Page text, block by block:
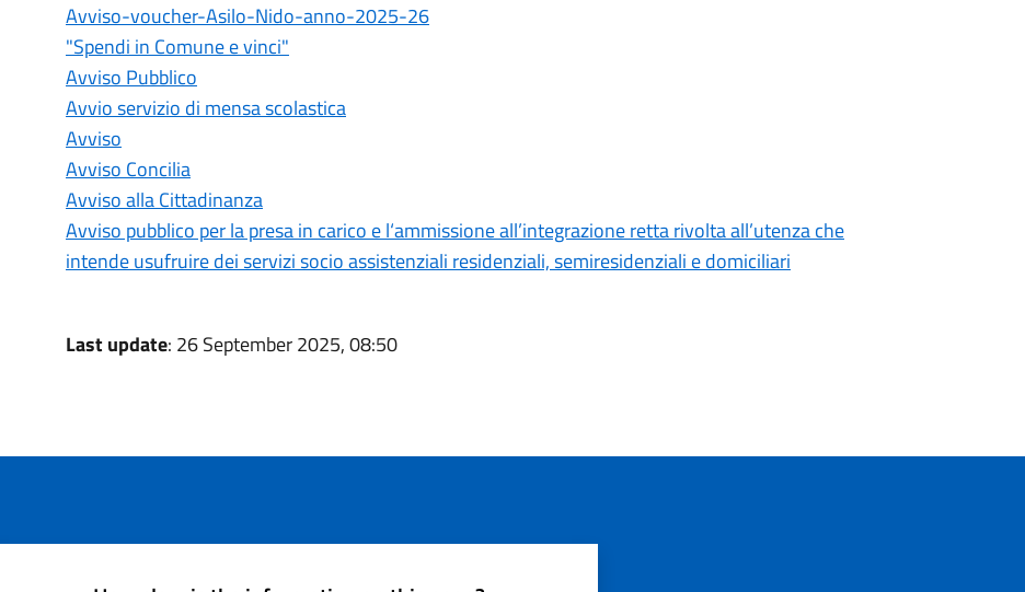
Avviso-voucher-Asilo-Nido-anno-2025-26
"Spendi in Comune e vinci"
Avviso Pubblico
Avvio servizio di mensa scolastica
Avviso
Avviso Concilia
Avviso alla Cittadinanza
Avviso pubblico per la presa in carico e l‘ammissione all’integrazione retta rivolta all’utenza che
intende usufruire dei servizi socio assistenziali residenziali, semiresidenziali e domiciliari
Last update: 26 September 2025, 08:50